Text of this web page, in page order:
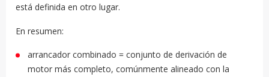
está definida en otro lugar.
En resumen:
arrancador combinado = conjunto de derivación de
motor más completo, comúnmente alineado con la